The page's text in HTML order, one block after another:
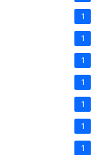
1
1
1
1
1
1
1